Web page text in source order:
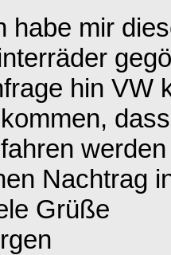
Onlinestatus verstecken.
Ich habe mein Passwort
vergessen|Registrieren
habe mir
hin VW
Nachtrag
Grüße